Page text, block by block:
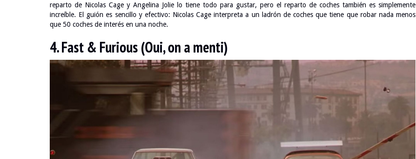
reparto de Nicolas Cage y Angelina Jolie lo tiene todo para gustar, pero el reparto de coches también es simplemente
increíble. El guión es sencillo y efectivo: Nicolas Cage interpreta a un ladrón de coches que tiene que robar nada menos
que 50 coches de interés en una noche.
4. Fast & Furious (Oui, on a menti)